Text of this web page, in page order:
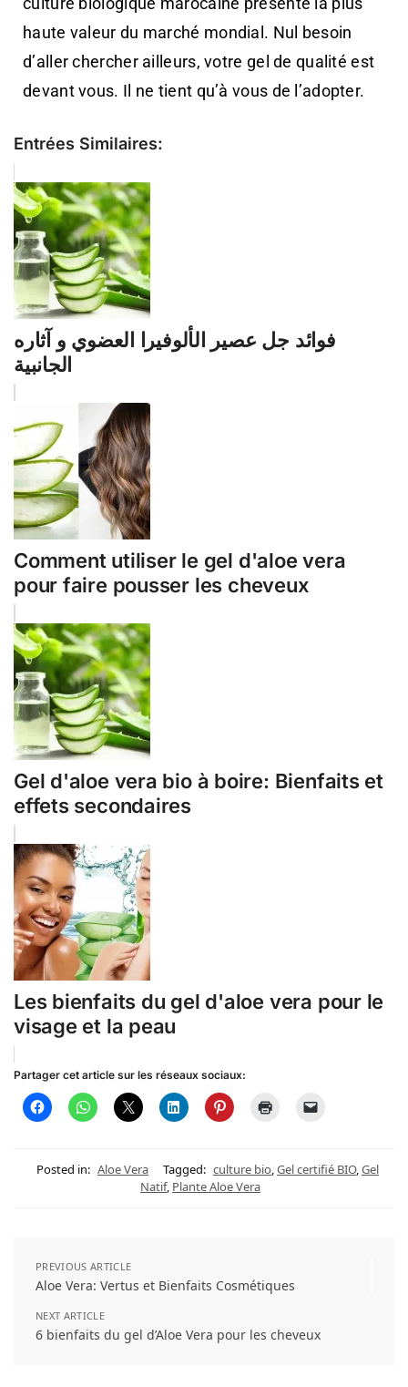
haute valeur du marché mondial. Nul besoin
d’aller chercher ailleurs, votre gel de qualité est
devant vous. Il ne tient qu’à vous de l’adopter.
Entrées Similaires:
فوائد جل عصير الألوفيرا العضوي و آثاره
الجانبية
Comment utiliser le gel d'aloe vera
pour faire pousser les cheveux
Gel d'aloe vera bio à boire: Bienfaits et
effets secondaires
Les bienfaits du gel d'aloe vera pour le
visage et la peau
Partager cet article sur les réseaux sociaux:
Posted in: Aloe Vera Tagged: culture bio,Gel certifié BIO,Gel
Natif, Plante Aloe Vera
PREVIOUS ARTICLE
Aloe Vera: Vertus et Bienfaits Cosmétiques
NEXT ARTICLE
6 bienfaits du gel d’Aloe Vera pour les cheveux